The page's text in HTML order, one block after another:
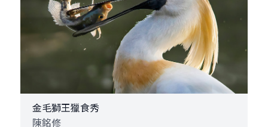
金毛獅王獵食秀
陳銘修